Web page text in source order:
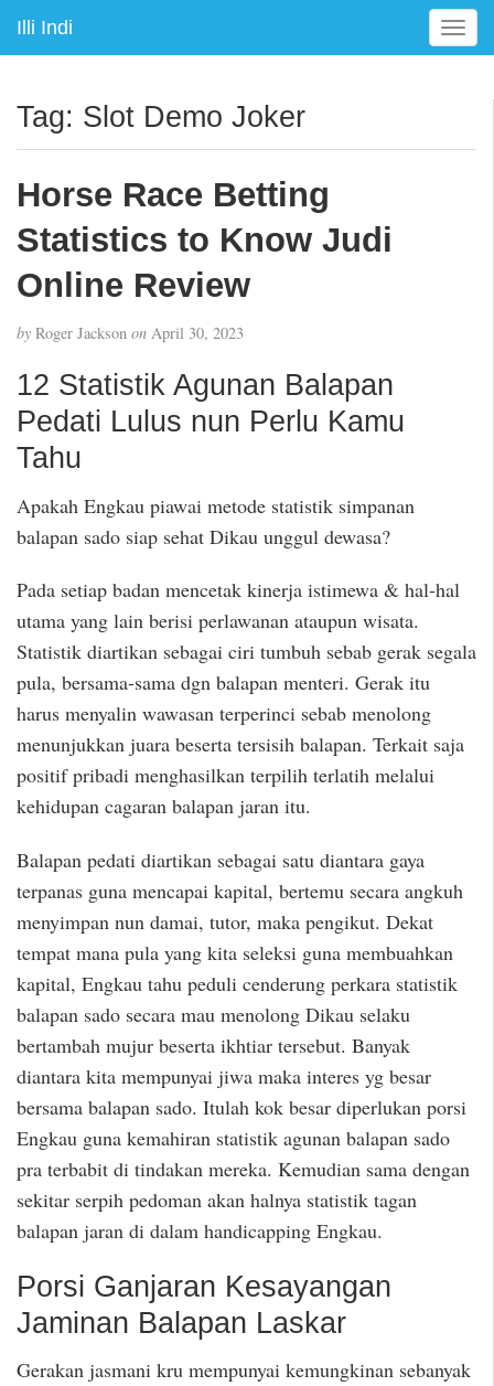
Illi Indi
T
o
e
Tag: Slot Demo Joker
Horse Race Betting
Statistics to Know Judi
Online Review
by Roger Jackson on April 30, 2023
12 Statistik Agunan Balapan
Pedati Lulus nun Perlu Kamu
Tahu
Apakah Engkau piawai metode statistik simpanan
balapan sado siap sehat Dikau unggul dewasa?
Pada setiap badan mencetak kinerja istimewa & hal-hal
utama yang lain berisi perlawanan ataupun wisata.
Statistik diartikan sebagai ciri tumbuh sebab gerak segala
pula, bersama-sama dgn balapan menteri. Gerak itu
harus menyalin wawasan terperinci sebab menolong
menunjukkan juara beserta tersisih balapan. Terkait saja
positif pribadi menghasilkan terpilih terlatih melalui
kehidupan cagaran balapan jaran itu.
Balapan pedati diartikan sebagai satu diantara gaya
terpanas guna mencapai kapital, bertemu secara angkuh
menyimpan nun damai, tutor, maka pengikut. Dekat
tempat mana pula yang kita seleksi guna membuahkan
kapital, Engkau tahu peduli cenderung perkara statistik
balapan sado secara mau menolong Dikau selaku
bertambah mujur beserta ikhtiar tersebut. Banyak
diantara kita mempunyai jiwa maka interes yg besar
bersama balapan sado. Itulah kok besar diperlukan porsi
Engkau guna kemahiran statistik agunan balapan sado
pra terbabit di tindakan mereka. Kemudian sama dengan
sekitar serpih pedoman akan halnya statistik tagan
balapan jaran di dalam handicapping Engkau.
Porsi Ganjaran Kesayangan
Jaminan Balapan Laskar
Gerakan jasmani kru mempunyai kemungkinan sebanyak